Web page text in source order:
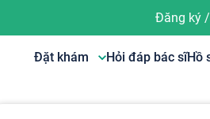
Đăng ký/
Đặt khám Hỏi đáp bác sĩHồ